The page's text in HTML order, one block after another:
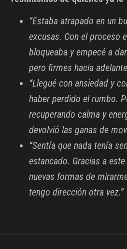
“Estaba atrapado en un
excusas. Con el proceso
bloqueaba y empecé a
pero firmes hacia
“Llegué con ansiedad y
haber perdido el rumbo.
recuperando calma y
devolvió las ganas de
“Sentía que nada tenía
estancado. Gracias a
nuevas formas de
tengo dirección otra vez.”